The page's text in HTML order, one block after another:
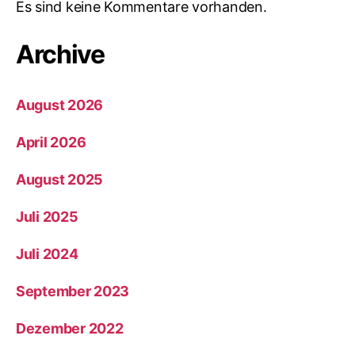
Es sind keine Kommentare vorhanden.
Archive
August 2026
April 2026
August 2025
Juli 2025
Juli 2024
September 2023
Dezember 2022